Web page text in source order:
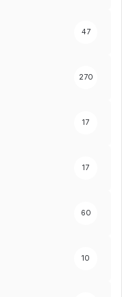
47
270
17
17
60
10